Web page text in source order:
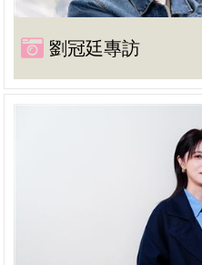
劉冠廷專訪